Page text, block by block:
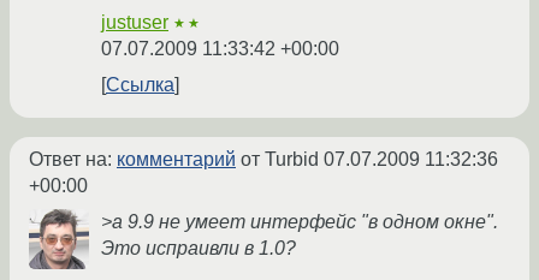
justuser ★★
07.07.2009 11:33:42 +00:00
Ссылка
Ответ на: комментарий от Turbid 07.07.2009 11:32:36
+00:00
>а 9.9 не умеет интерфейс "в одном окне".
Это испраивли в 1.0?